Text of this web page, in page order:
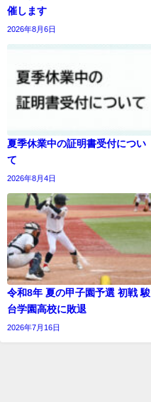
催します
2026年8月6日
夏季休業中の証明書受付につい
て
2026年8月4日
令和8年 夏の甲子園予選 初戦 駿
台学園高校に敗退
2026年7月16日